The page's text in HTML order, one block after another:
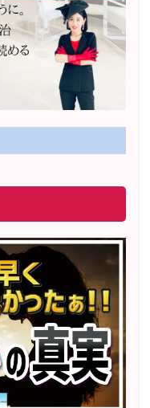
×講座オンラインサ
マスター講座」準
イホー「LOVEマス
実績 1500名越え
を高めるメールレッス
ット販売実績